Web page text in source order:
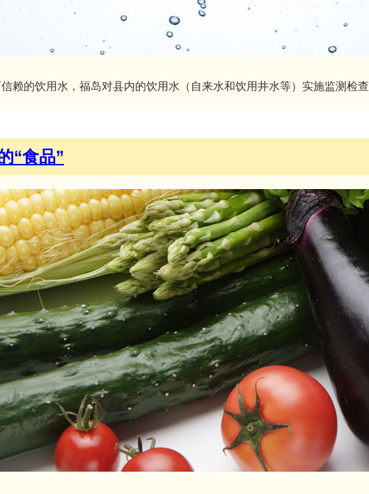
赖的饮用水，福岛对县内的饮用水（自来水和饮用井水等）实施监测检查
“食品”